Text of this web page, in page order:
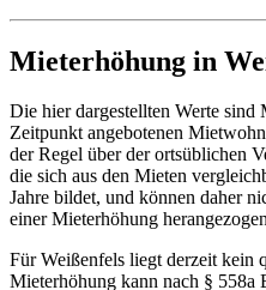
Mieterhöhung in
Die hier dargestellten Werte
Zeitpunkt angebotenen
der Regel über der ortsüblichen
die sich aus den Mieten
Jahre bildet, und können daher
einer Mieterhöhung
Für Weißenfels liegt derzeit kein
Mieterhöhung kann nach § 558a